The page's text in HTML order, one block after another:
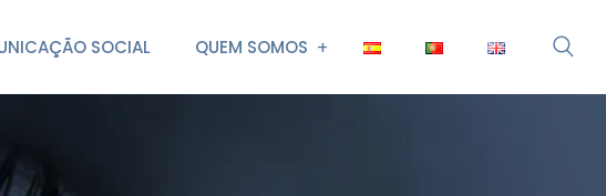
SOCIAL QUEM SOMOS